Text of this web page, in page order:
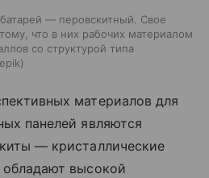
— перовскитный. Свое
что в них рабочих материалом
со структурой типа
материалов для
панелей являются
— кристаллические
высокой